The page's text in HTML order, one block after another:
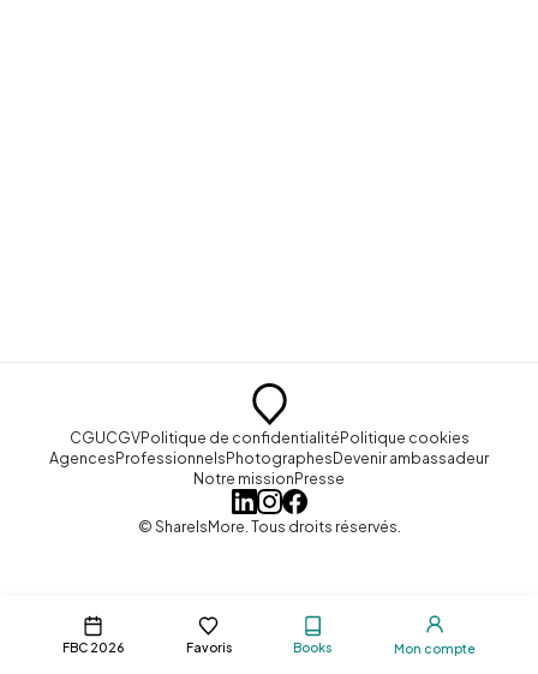
FBC 2026 Favoris Books Mon compte
CGUCGVPolitique de confidentialitéPolitique cookies
AgencesProfessionnelsPhotographesDevenir ambassadeur
Notre missionPresse
© ShareIsMore. Tous droits réservés.